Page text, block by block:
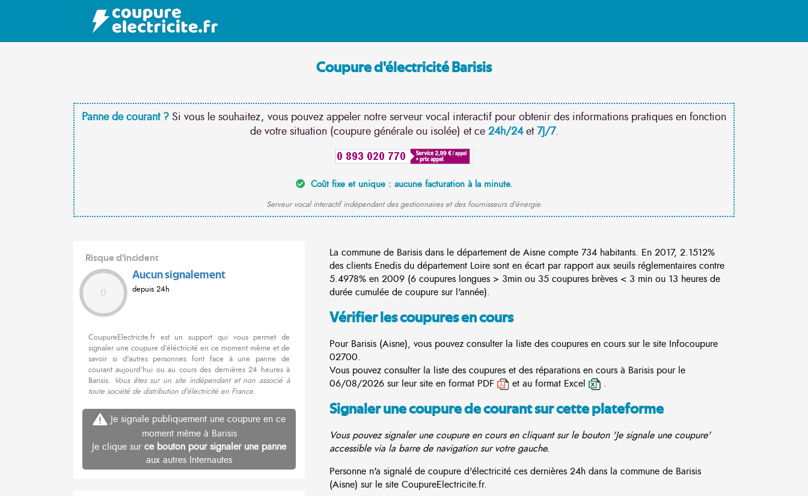
Coupure d'électricité Barisis
Panne de courant ? Si vous le souhaitez, vous pouvez appeler notre serveur vocal interactif pour obtenir des informations pratiques en fonction
de votre situation (coupure générale ou isolée) et ce 24h/24et7J/7.
Coût fixe et unique : aucune facturation à la minute.
Serveur vocal interactif indépendant des gestionnaires et des fournisseurs d'énergie.
Risque d'incident
0
Aucun signalement
depuis 24h
CoupureElectricite.fr est un support qui vous permet de
signaler une coupure d'éléctricité en ce moment même et de
savoir si d'autres personnes font face à une panne de
courant aujourd'hui ou au cours des dernières 24 heures à
Barisis. Vous êtes sur un site indépendant et non associé à
toute société de distribution d'électricité en France.
Je signale publiquement une coupure en ce
moment même à Barisis
Je clique sur ce bouton pour signaler une panne
aux autres Internautes
La commune de Barisis dans le département de Aisne compte 734 habitants. En 2017, 2.1512%
des clients Enedis du département Loire sont en écart par rapport aux seuils réglementaires contre
5.4978% en 2009 (6 coupures longues > 3min ou 35 coupures brèves < 3 min ou 13 heures de
durée cumulée de coupure sur l'année).
Vérifier les coupures en cours
Pour Barisis (Aisne), vous pouvez consulter la liste des coupures en cours sur le site Infocoupure
02700.
Vous pouvez consulter la liste des coupures et des réparations en cours à Barisis pour le
06/08/2026 sur leur site en format PDF
et au format Excel .
Signaler une coupure de courant sur cette plateforme
Vous pouvez signaler une coupure en cours en cliquant sur le bouton 'Je signale une coupure'
accessible via la barre de navigation sur votre gauche.
Personne n'a signalé de coupure d'électricité ces dernières 24h dans la commune de Barisis
(Aisne) sur le site CoupureElectricite.fr.